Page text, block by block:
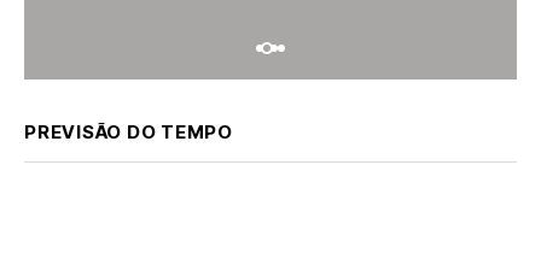
PREVISÃO DO TEMPO